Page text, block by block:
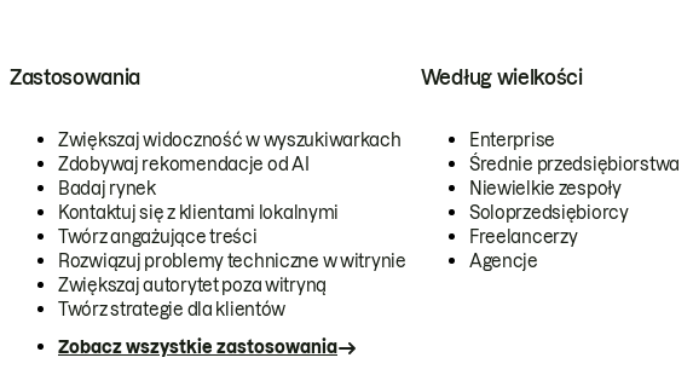
Zastosowania
Zwiększaj widoczność w wyszukiwarkach
Zdobywaj rekomendacje od AI
Badaj rynek
Kontaktuj się z klientami lokalnymi
Twórz angażujące treści
Rozwiązuj problemy techniczne w witrynie
Zwiększaj autorytet poza witryną
Twórz strategie dla klientów
Zobacz wszystkie zastosowania
Według wielkości
Enterprise
Średnie przedsiębiorstwa
Niewielkie zespoły
Soloprzedsiębiorcy
Freelancerzy
Agencje